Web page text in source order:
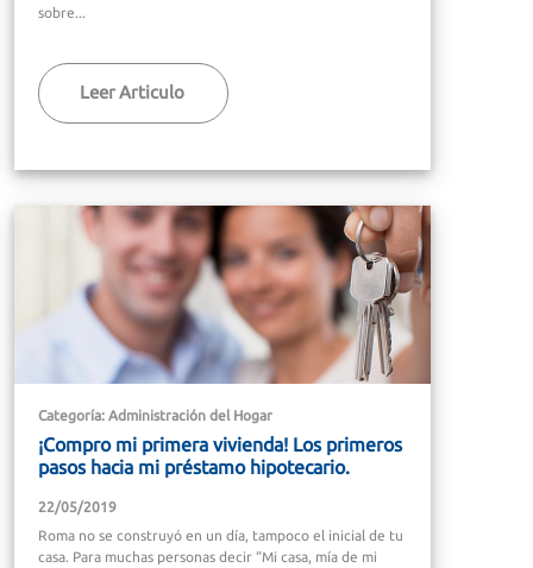
sobre...
Leer Articulo
Categoría: Administración del Hogar
¡Compro mi primera vivienda! Los primeros
pasos hacia mi préstamo hipotecario.
22/05/2019
Roma no se construyó en un día, tampoco el inicial de tu
casa. Para muchas personas decir “Mi casa, mía de mi